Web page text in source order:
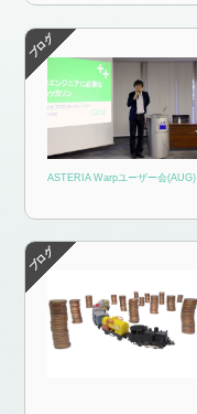
ASTERIA Warpユーザー会(AUG)